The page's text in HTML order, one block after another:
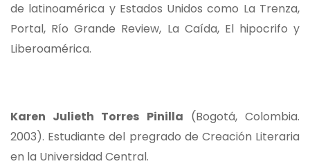
de latinoamérica y Estados Unidos como La Trenza,
Portal, Río Grande Review, La Caída, El hipocrifo y
Liberoamérica.
Karen Julieth Torres Pinilla (Bogotá, Colombia.
2003). Estudiante del pregrado de Creación Literaria
en la Universidad Central.